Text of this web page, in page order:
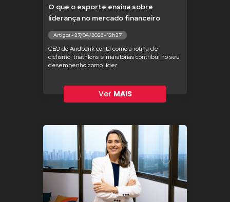
O que o esporte ensina sobre
liderança no mercado financeiro
Artigos - 27/04/2026 - 12h27
CEO do Andbank conta como a rotina de
ciclismo, triathlons e maratonas contribui no seu
desempenho como líder
Ver MAIS